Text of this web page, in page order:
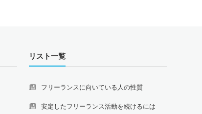
リスト一覧
フリーランスに向いている人の性質
安定したフリーランス活動を続けるには